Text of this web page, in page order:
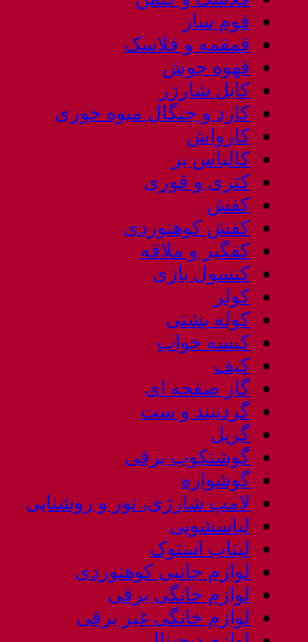
فوم ساز
قمقمه و فلاسک
قهوه جوش
کابل شارژر
کارد و چنگال میوه خوری
کارواش
کالباس بر
کتری و قوری
کفش
کفش کوهنوردی
کفگیر و ملاقه
کنسول بازی
کولر
کوله پشتی
کیسه خواب
کیف
گاز صفحه ای
گردنبند و ست
گریل
گوشتکوب برقی
گوشواره
لامپ شارژی، نور و روشنایی
لباسشویی
لپتاب استوک
لوازم جانبی کوهنوردی
لوازم خانگی برقی
لوازم خانگی غیر برقی